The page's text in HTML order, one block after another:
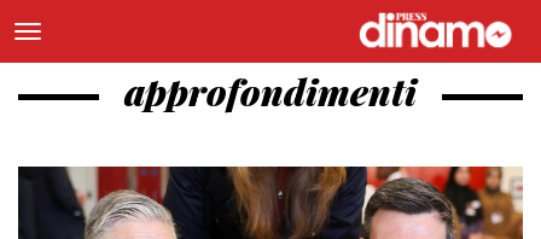
approfondimenti